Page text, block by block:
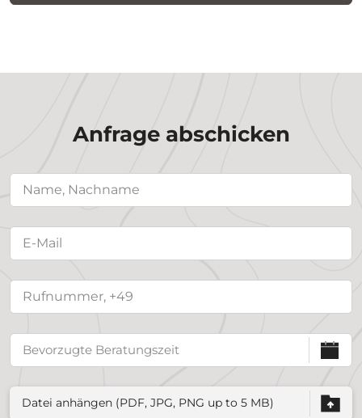
Anfrage abschicken
Datei anhängen (PDF, JPG, PNG up to 5 MB)